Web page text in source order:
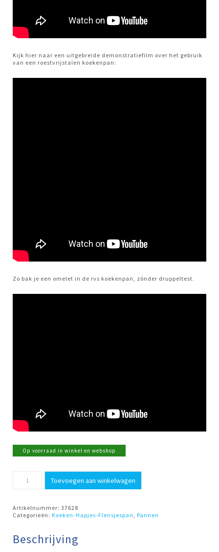
Kijk hier naar een uitgebreide demonstratiefilm over het gebruik
van een roestvrijstalen koekenpan:
Zo bak je een omelet in de rvs koekenpan, zónder druppeltest.
Op voorraad in winkel en webshop
28cm
NanoTouch
Demeyere
aantal
Toevoegen aan winkelwagen
Artikelnummer:37628
Categorieën:Koeken-Hapjes-Flensjespan ,Pannen
Beschrijving